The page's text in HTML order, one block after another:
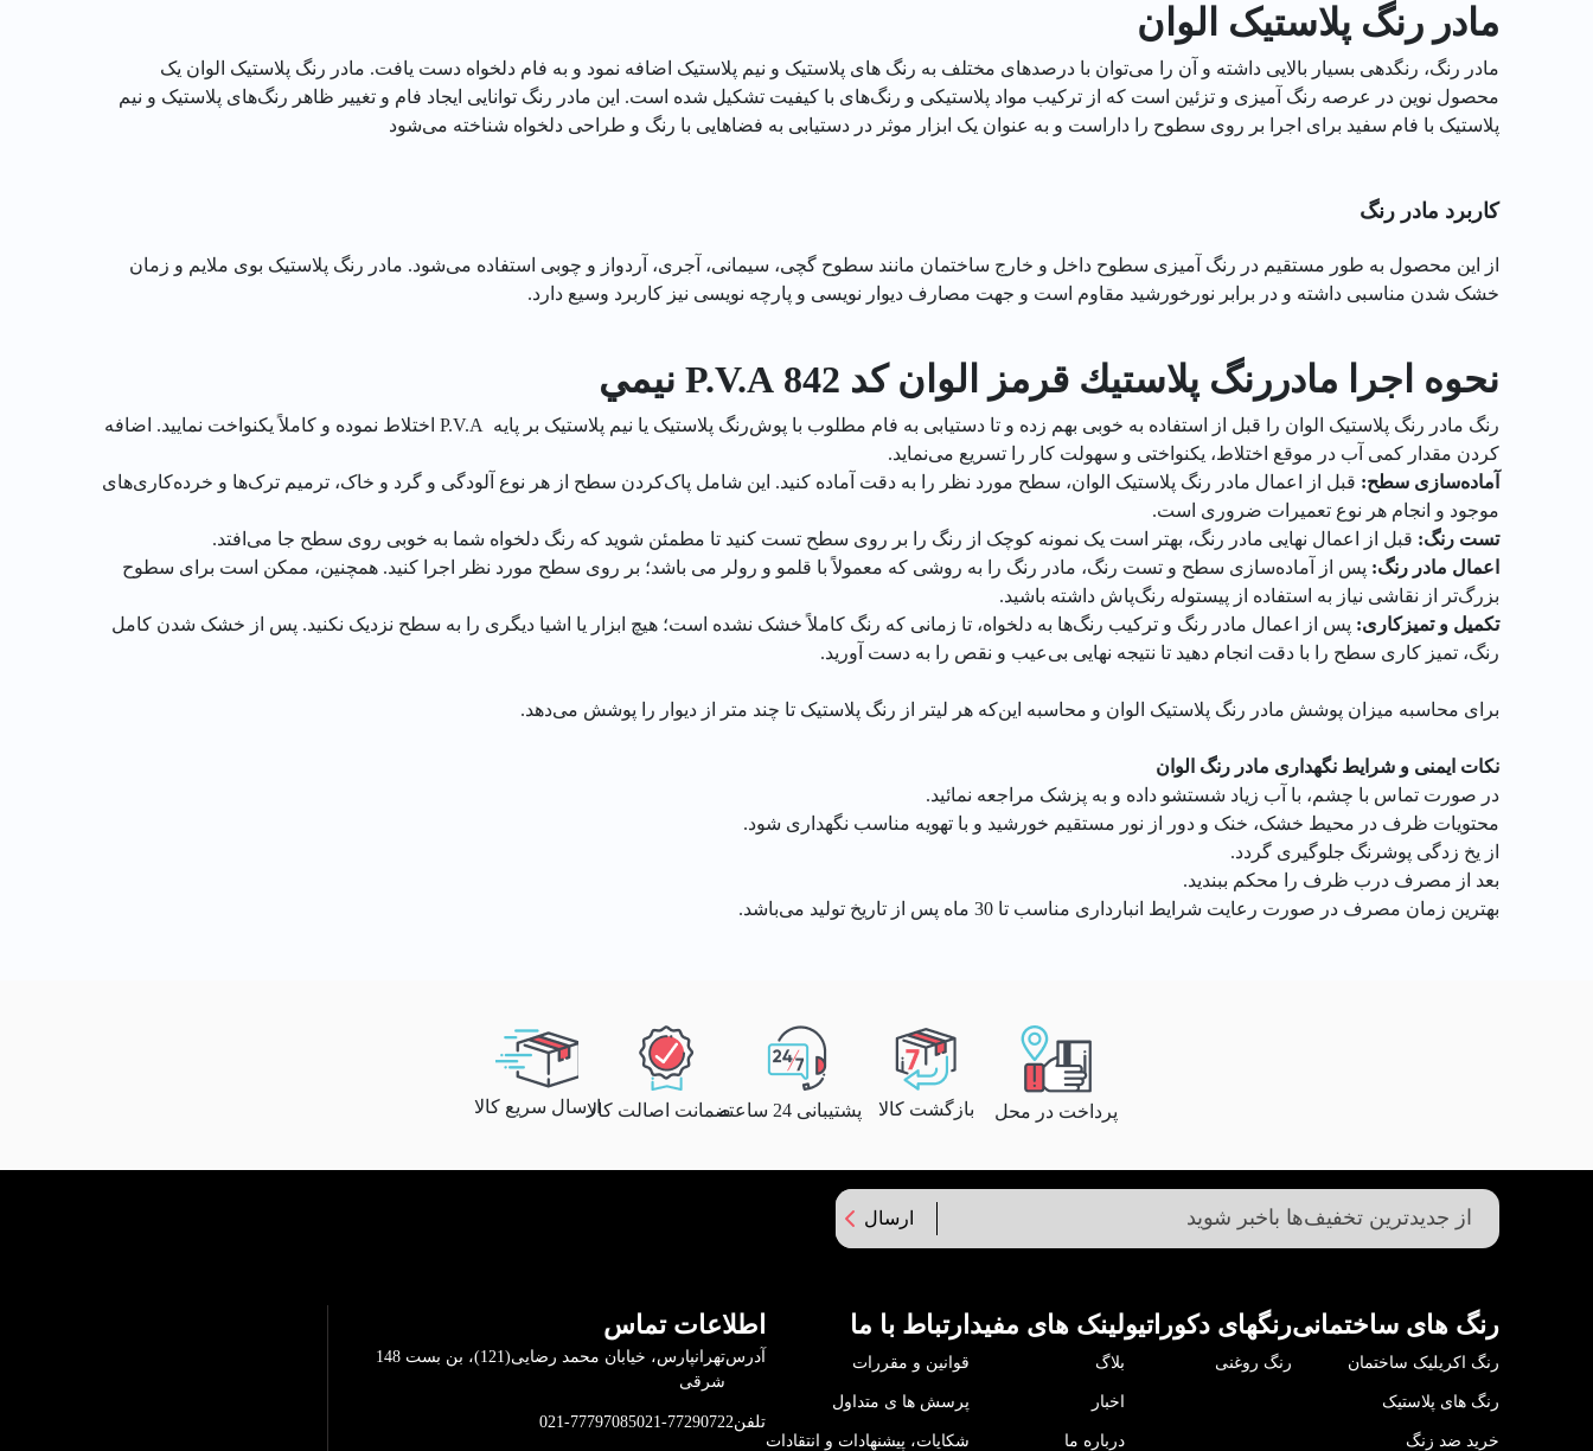
مادر رنگ پلاستیک الوان
مادر رنگ، رنگدهی بسیار بالایی داشته و آن را می‌توان با درصدهای مختلف به رنگ های پلاستیک و نیم پلاستیک اضافه نمود و به فام دلخواه دست یافت. مادر رنگ پلاستیک الوان یک
محصول نوین در عرصه رنگ ‌آمیزی و تزئین است که از ترکیب مواد پلاستیکی و رنگ‌های با کیفیت تشکیل شده است. این مادر رنگ توانایی ایجاد فام و تغییر ظاهر رنگ‌های پلاستیک و نیم
پلاستیک با فام سفید برای اجرا بر روی سطوح را داراست و به عنوان یک ابزار موثر در دستیابی به فضاهایی با رنگ و طراحی دلخواه شناخته می‌شود
کاربرد مادر رنگ
از این محصول به طور مستقیم در رنگ آمیزی سطوح داخل و خارج ساختمان مانند سطوح گچی، سیمانی، آجری، آردواز و چوبی استفاده می‌شود. مادر رنگ پلاستیک بوی ملایم و زمان
خشک شدن مناسبی داشته و در برابر نورخورشید مقاوم است و جهت مصارف دیوار نویسی و پارچه نویسی نیز کاربرد وسیع دارد.
نحوه اجرا مادررنگ پلاستيك قرمز الوان کد 842 P.V.A نيمي
رنگ مادر رنگ پلاستیک الوان را قبل از استفاده به خوبی بهم زده و تا دستیابی به فام مطلوب با پوش‌رنگ پلاستیک یا نیم پلاستیک بر پایه P.V.A اختلاط نموده و کاملاً یکنواخت نمایید. اضافه
کردن مقدار کمی آب در موقع اختلاط، یکنواختی و سهولت کار را تسریع می‌نماید.
آماده‌سازی سطح: قبل از اعمال مادر رنگ پلاستیک الوان، سطح مورد نظر را به دقت آماده کنید. این شامل پاک‌کردن سطح از هر نوع آلودگی و گرد و خاک، ترمیم ترک‌ها و خرده‌کاری‌های
موجود و انجام هر نوع تعمیرات ضروری است.
تست رنگ: قبل از اعمال نهایی مادر رنگ، بهتر است یک نمونه کوچک از رنگ را بر روی سطح تست کنید تا مطمئن شوید که رنگ دلخواه شما به خوبی روی سطح جا می‌افتد.
اعمال مادر رنگ: پس از آماده‌سازی سطح و تست رنگ، مادر رنگ را به روشی که معمولاً با قلمو و رولر می باشد؛ بر روی سطح مورد نظر اجرا کنید. همچنین، ممکن است برای سطوح
بزرگ‌تر از نقاشی نیاز به استفاده از پیستوله رنگ‌پاش داشته باشید.
تکمیل و تمیزکاری: پس از اعمال مادر رنگ و ترکیب رنگ‌ها به دلخواه، تا زمانی که رنگ کاملاً خشک نشده است؛ هیچ ابزار یا اشیا دیگری را به سطح نزدیک نکنید. پس از خشک شدن کامل
رنگ، تمیز کاری سطح را با دقت انجام دهید تا نتیجه نهایی بی‌عیب و نقص را به دست آورید.
برای محاسبه میزان پوشش مادر رنگ پلاستیک الوان و محاسبه این‌که هر لیتر از رنگ پلاستیک تا چند متر از دیوار را پوشش می‌دهد.
نکات ایمنی و شرایط نگهداری مادر رنگ الوان
در صورت تماس با چشم، با آب زیاد شستشو داده و به پزشک مراجعه نمائید.
محتویات ظرف در محیط خشک، خنک و دور از نور مستقیم خورشید و با تهویه مناسب نگهداری شود.
از یخ زدگی پوشرنگ جلوگیری گردد.
بعد از مصرف درب ظرف را محکم ببندید.
بهترین زمان مصرف در صورت رعایت شرایط انبارداری مناسب تا 30 ماه پس از تاریخ تولید می‌باشد.
پرداخت در محل بازگشت کالا پشتیبانی 24 ساعته ضمانت اصالت کالاارسال سریع کالا
ارسال
رنگ های ساختمانی
رنگ اکریلیک ساختمان
رنگ های پلاستیک
خرید ضد زنگ
رنگهای دکوراتیو
رنگ روغنی
لینک های مفید
بلاگ
اخبار
درباره ما
ارتباط با ما
قوانین و مقررات
پرسش ها ی متداول
شکایات، پیشنهادات و انتقادات
اطلاعات تماس
آدرس
تهرانپارس، خیابان محمد رضایی(121)، بن بست 148
شرقی
تلفن021-77290722
021-77797085